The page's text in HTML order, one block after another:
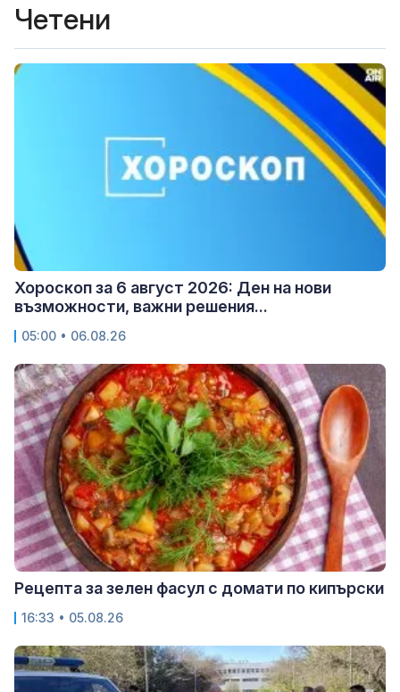
Четени
Хороскоп за 6 август 2026: Ден на нови
възможности, важни решения...
05:00 • 06.08.26
Рецепта за зелен фасул с домати по кипърски
16:33 • 05.08.26